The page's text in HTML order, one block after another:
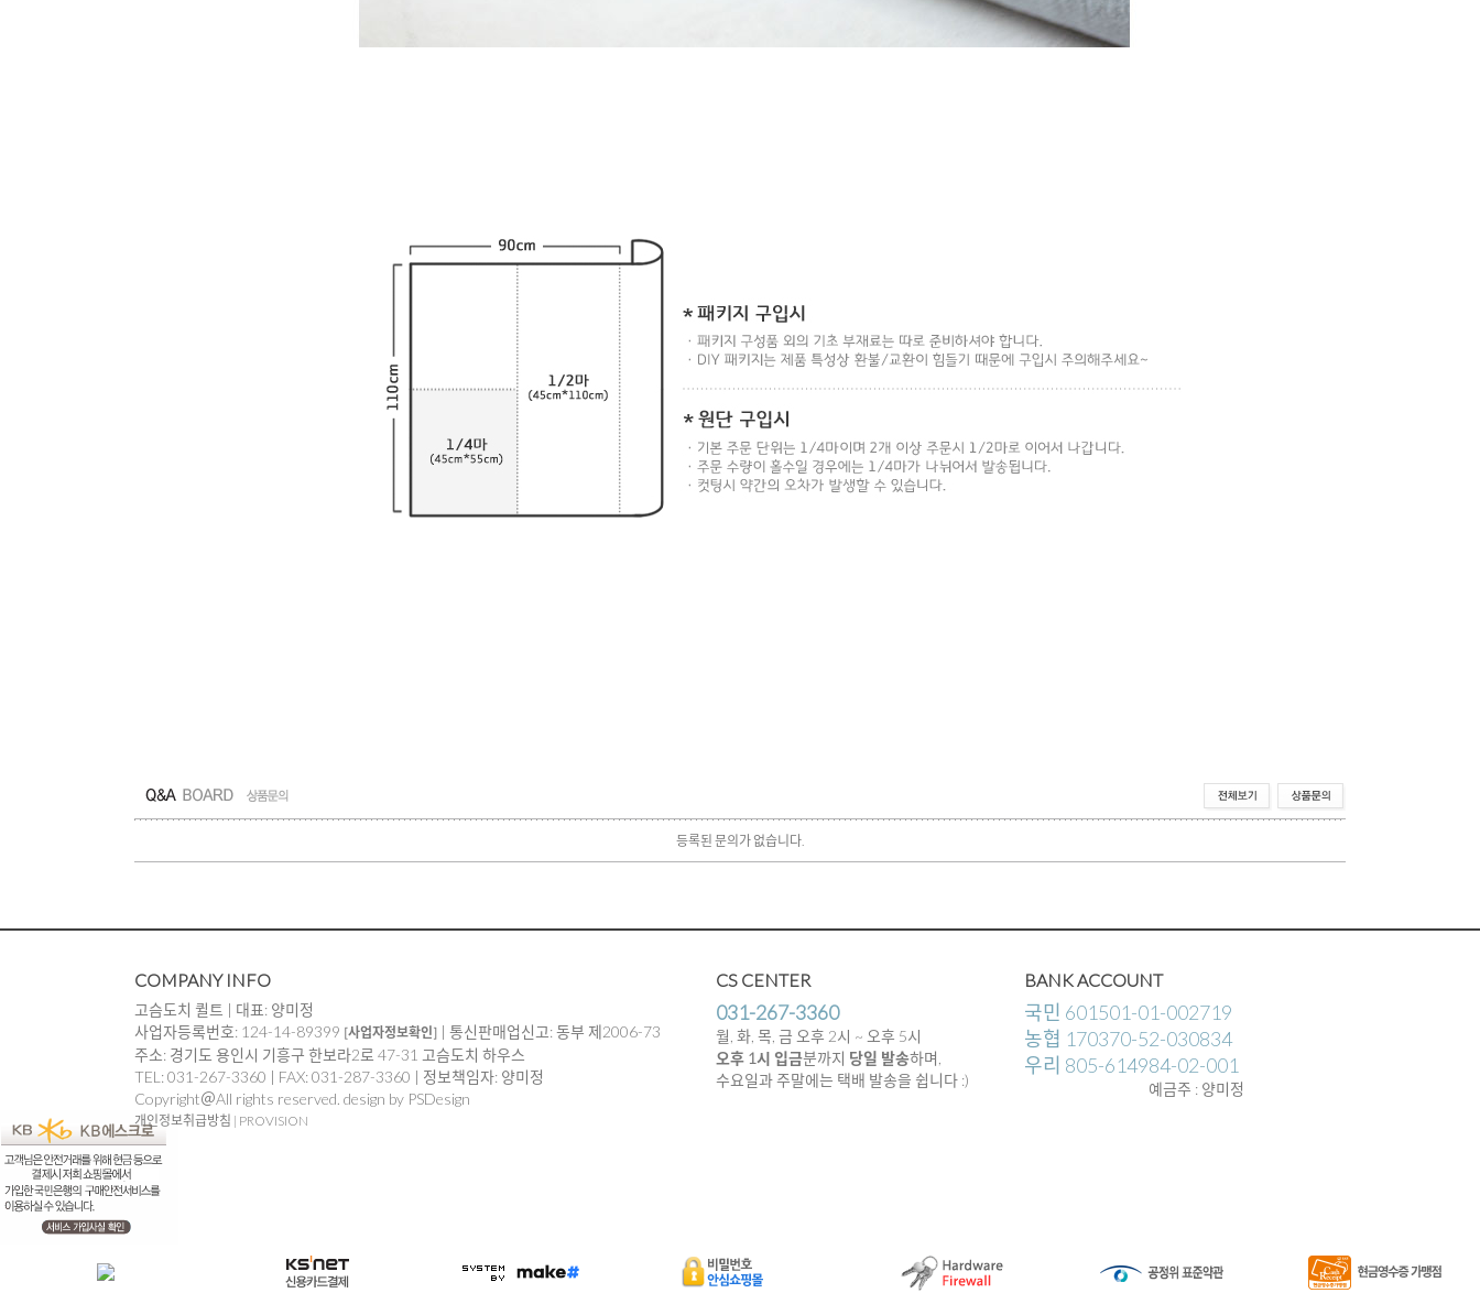
등록된 문의가 없습니다.
COMPANY INFO
고슴도치 퀼트 | 대표: 양미정
사업자등록번호: 124-14-89399 [사업자정보확인] | 통신판매업신고: 동부 제2006-73
주소: 경기도 용인시 기흥구 한보라2로 47-31 고슴도치 하우스
TEL: 031-267-3360 | FAX: 031-287-3360 | 정보책임자: 양미정
Copyright＠All rights reserved. design by PSDesign
CS CENTER
031-267-3360
월, 화, 목, 금 오후 2시 ~ 오후 5시
오후 1시 입금분까지 당일 발송하며,
수요일과 주말에는 택배 발송을 쉽니다 :)
BANK ACCOUNT
국민 601501-01-002719
농협 170370-52-030834
우리 805-614984-02-001
예금주 : 양미정
개인정보취급방침 | PROVISION